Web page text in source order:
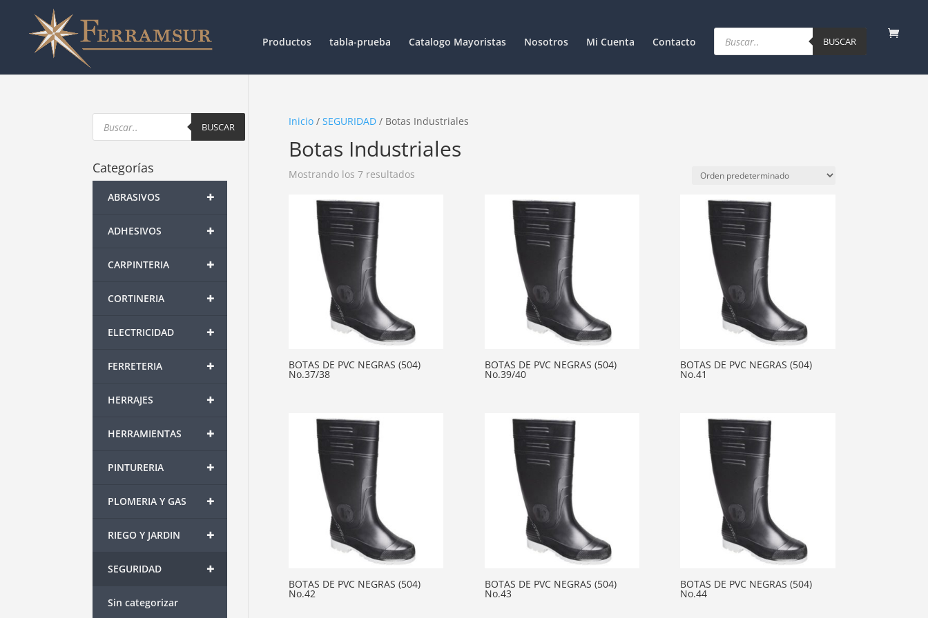
Productos tabla-prueba Catalogo Mayoristas Nosotros Mi Cuenta Contacto
Products
search BUSCAR
Inicio/ SEGURIDAD/ Botas Industriales
Botas Industriales
Mostrando los 7 resultados
BOTAS DE PVC NEGRAS (504)
No.37/38
BOTAS DE PVC NEGRAS (504)
No.39/40
BOTAS DE PVC NEGRAS (504)
No.41
BOTAS DE PVC NEGRAS (504)
No.42
BOTAS DE PVC NEGRAS (504)
No.43
BOTAS DE PVC NEGRAS (504)
No.44
Products
search BUSCAR
Categorías
+
ABRASIVOS
+
ADHESIVOS
+
CARPINTERIA
+
CORTINERIA
+
ELECTRICIDAD
+
FERRETERIA
+
HERRAJES
+
HERRAMIENTAS
+
PINTURERIA
+
PLOMERIA Y GAS
+
RIEGO Y JARDIN
+
SEGURIDAD
Sin categorizar